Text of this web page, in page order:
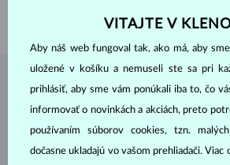
ŠPERKY ZATELIÉRU
VITAJTE V
Aby náš web fungoval tak, ako má, aby
uložené v košíku a nemuseli ste sa pri
prihlásiť, aby sme vám ponúkali iba to, čo
informovať o novinkách a akciách, preto
používaním súborov cookies, tzn.
dočasne ukladajú vo vašom prehliadači. Viac